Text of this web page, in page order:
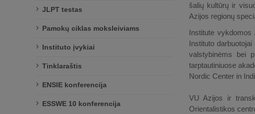
šalių kultūrų ir
Azijos regionų
Institute vykdomos
Instituto
valstybinėms bei
tarptautiniuose
Nordic Center in
VU Azijos ir
Orientalistikos
JLPT testas
Pamokų ciklas moksleiviams
Instituto įvykiai
Tinklaraštis
ENSIE konferencija
ESSWE 10 konferencija